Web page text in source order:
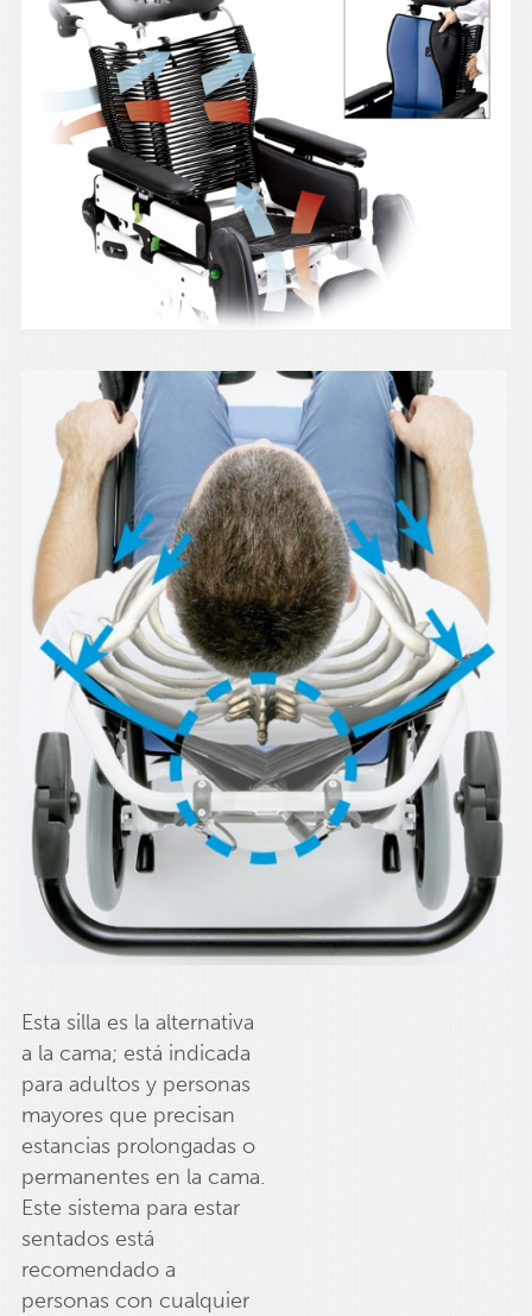
Esta silla es la alternativa
a la cama; está indicada
para adultos y personas
mayores que precisan
estancias prolongadas o
permanentes en la cama.
Este sistema para estar
sentados está
recomendado a
personas con cualquier